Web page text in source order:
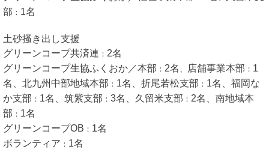
部 ： 1名
土砂掻き出し支援
グリーンコープ共済連 ： 2名
グリーンコープ生協ふくおか／本部 ： 2名 店舗事業本部 ： 1
名、北九州中部地域本部 ： 1名、折尾若松支部 ： 1名、福岡な
か支部 ： 1名、筑紫支部 ： 3名、久留米支部 ： 2名、南地域本
部 ： 1名
グリーンコープOB ： 1名
ボランティア ： 1名